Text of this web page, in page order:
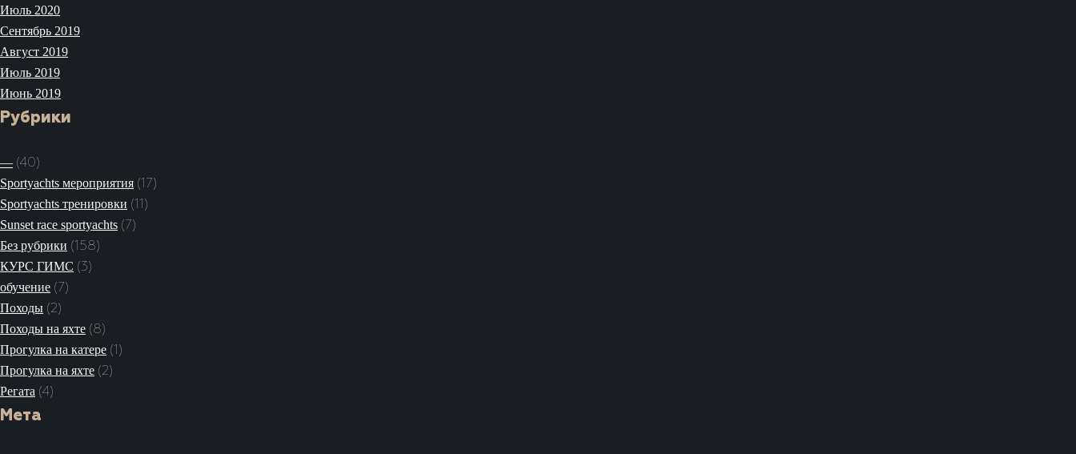
Июль 2020
Сентябрь 2019
Август 2019
Июль 2019
Июнь 2019
Рубрики
— (40)
Sportyachts мероприятия (17)
Sportyachts тренировки (11)
Sunset race sportyachts (7)
Без рубрики (158)
КУРС ГИМС (3)
обучение (7)
Походы (2)
Походы на яхте (8)
Прогулка на катере (1)
Прогулка на яхте (2)
Регата (4)
Мета